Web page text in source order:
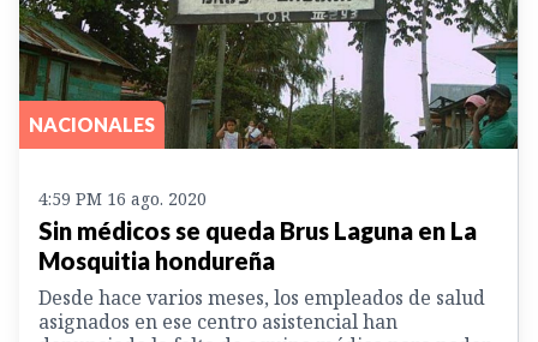
NACIONALES
4:59 PM 16 ago. 2020
Sin médicos se queda Brus Laguna en La
Mosquitia hondureña
Desde hace varios meses, los empleados de salud
asignados en ese centro asistencial han